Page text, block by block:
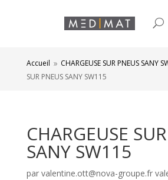
Accueil 9 CHARGEUSE SUR PNEUS SANY
SUR PNEUS SANY SW115
CHARGEUSE
SANY SW115
par valentine.ott@nova-groupe.fr